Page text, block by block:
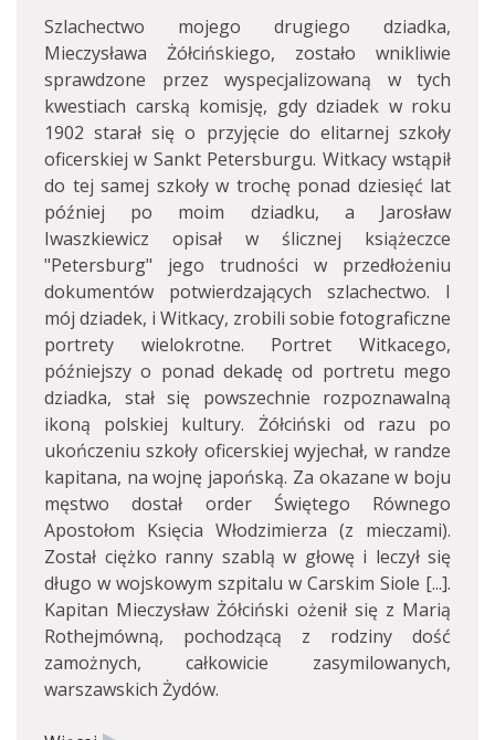
Szlachectwo mojego drugiego dziadka,
Mieczysława Żółcińskiego, zostało wnikliwie
sprawdzone przez wyspecjalizowaną w tych
kwestiach carską komisję, gdy dziadek w roku
1902 starał się o przyjęcie do elitarnej szkoły
oficerskiej w Sankt Petersburgu. Witkacy wstąpił
do tej samej szkoły w trochę ponad dziesięć lat
później po moim dziadku, a Jarosław
Iwaszkiewicz opisał w ślicznej książeczce
"Petersburg" jego trudności w przedłożeniu
dokumentów potwierdzających szlachectwo. I
mój dziadek, i Witkacy, zrobili sobie fotograficzne
portrety wielokrotne. Portret Witkacego,
późniejszy o ponad dekadę od portretu mego
dziadka, stał się powszechnie rozpoznawalną
ikoną polskiej kultury. Żółciński od razu po
ukończeniu szkoły oficerskiej wyjechał, w randze
kapitana, na wojnę japońską. Za okazane w boju
męstwo dostał order Świętego Równego
Apostołom Księcia Włodzimierza (z mieczami).
Został ciężko ranny szablą w głowę i leczył się
długo w wojskowym szpitalu w Carskim Siole [...].
Kapitan Mieczysław Żółciński ożenił się z Marią
Rothejmówną, pochodzącą z rodziny dość
zamożnych, całkowicie zasymilowanych,
warszawskich Żydów.